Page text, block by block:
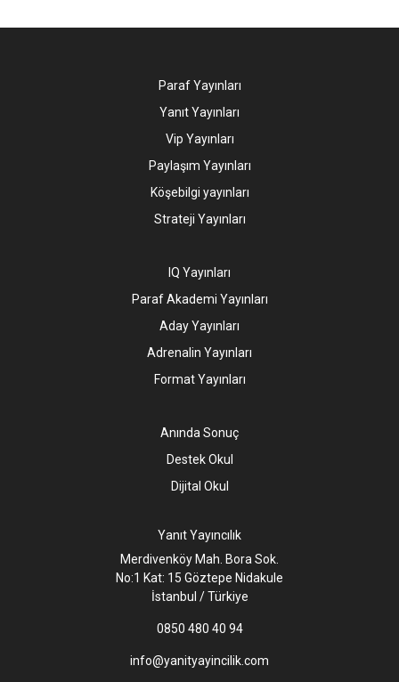
Paraf Yayınları
Yanıt Yayınları
Vip Yayınları
Paylaşım Yayınları
Köşebilgi yayınları
Strateji Yayınları
IQ Yayınları
Paraf Akademi Yayınları
Aday Yayınları
Adrenalin Yayınları
Format Yayınları
Anında Sonuç
Destek Okul
Dijital Okul
Yanıt Yayıncılık
Merdivenköy Mah. Bora Sok.
No:1 Kat: 15 Göztepe Nidakule
İstanbul / Türkiye
0850 480 40 94
info@yanityayincilik.com